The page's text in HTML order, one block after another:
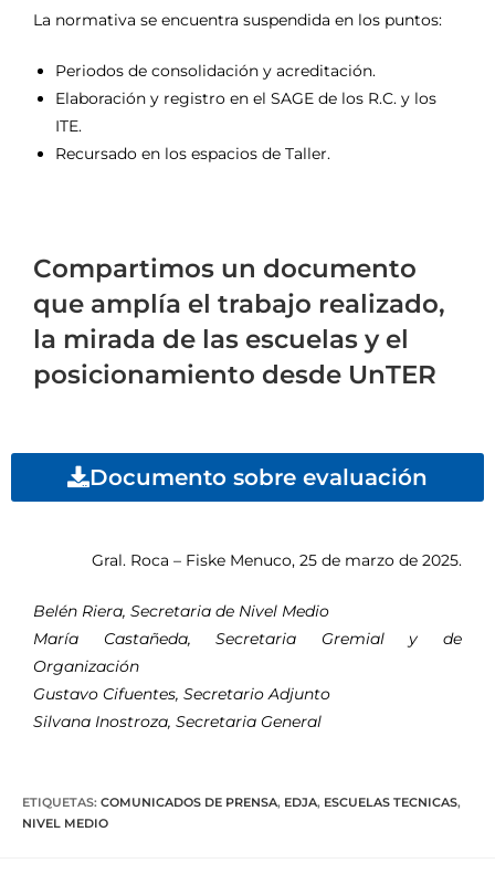
La normativa se encuentra suspendida en los puntos:
Periodos de consolidación y acreditación.
Elaboración y registro en el SAGE de los R.C. y los
ITE.
Recursado en los espacios de Taller.
Compartimos un documento
que amplía el trabajo realizado,
la mirada de las escuelas y el
posicionamiento desde UnTER
Documento sobre evaluación
Gral. Roca – Fiske Menuco, 25 de marzo de 2025.
Belén Riera, Secretaria de Nivel Medio
María Castañeda, Secretaria Gremial y de
Organización
Gustavo Cifuentes, Secretario Adjunto
Silvana Inostroza, Secretaria General
ETIQUETAS: COMUNICADOS DE PRENSA, EDJA, ESCUELAS TECNICAS,
NIVEL MEDIO